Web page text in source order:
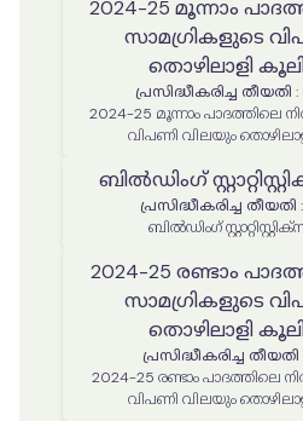
2024-25 മൂന്നാം
സാമഗ്രികളുടെ
തൊഴിലാളി
പ്രസിദ്ധീകരിച്ച തീയതി :
2024-25 മൂന്നാം പാദത്തിലെ
വിപണി വിലയും
ബില്‍ഡിംഗ്
പ്രസിദ്ധീകരിച്ച തീയതി :
2024-25 രണ്ടാം
സാമഗ്രികളുടെ
തൊഴിലാളി
പ്രസിദ്ധീകരിച്ച തീയതി
2024-25 രണ്ടാം പാദത്തിലെ
വിപണി വിലയും